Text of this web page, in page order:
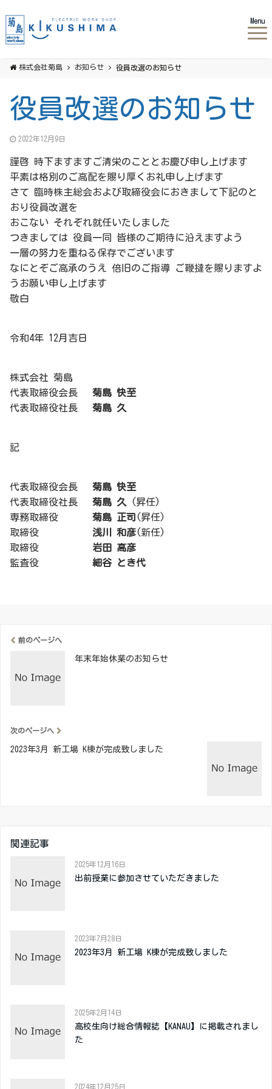
Menu
株式会社菊島 お知らせ 役員改選のお知らせ
役員改選のお知らせ
2022年12月9日
謹啓 時下ますますご清栄のこととお慶び申し上げます
平素は格別のご高配を賜り厚くお礼申し上げます
さて 臨時株主総会および取締役会におきまして下記のと
おり役員改選を
おこない それぞれ就任いたしました
つきましては 役員一同 皆様のご期待に沿えますよう
一層の努力を重ねる保存でございます
なにとぞご高承のうえ 倍旧のご指導 ご鞭撻を賜りますよ
うお願い申し上げます
敬白
令和4年 12月吉日
株式会社 菊島
代表取締役会長 菊島 快至
代表取締役社長 菊島 久
記
代表取締役会長 菊島 快至
代表取締役社長 菊島 久
(昇任)
専務取締役 菊島 正司 (昇任)
取締役 浅川 和彦(新任)
取締役 岩田 高彦
監査役 細谷 とき代
前のページへ
年末年始休業のお知らせ
次のページへ
2023年3月 新工場 K棟が完成致しました
関連記事
2025年12月16日
出前授業に参加させていただきました
2023年7月28日
2023年3月 新工場 K棟が完成致しました
2025年2月14日
高校生向け総合情報誌【KANAU】に掲載されまし
た
2024年12月25日